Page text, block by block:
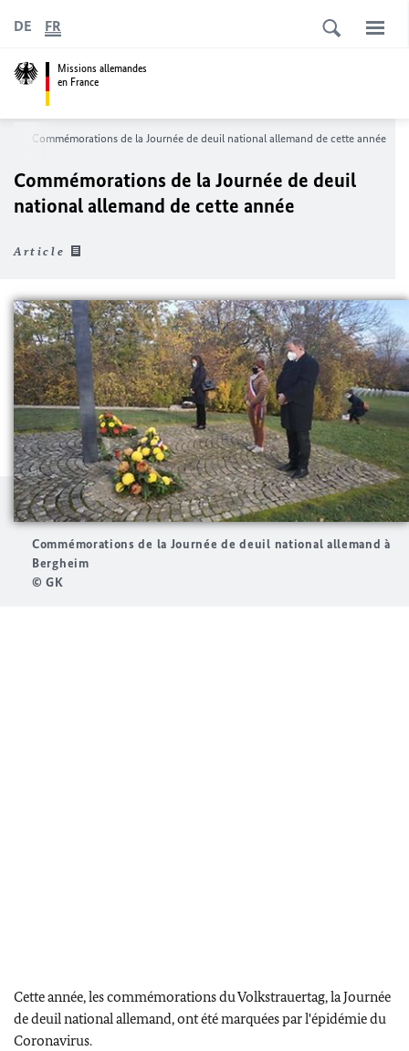
Missions allemandes
en France
DE FR
Commémorations de la Journée de deuil national allemand de cette année
Commémorations de la Journée de deuil
national allemand de cette année
Article
Commémorations de la Journée de deuil national allemand à
Bergheim
© GK
Cette année, les commémorations du Volkstrauertag, la Journée
de deuil national allemand, ont été marquées par l'épidémie du
Coronavirus.